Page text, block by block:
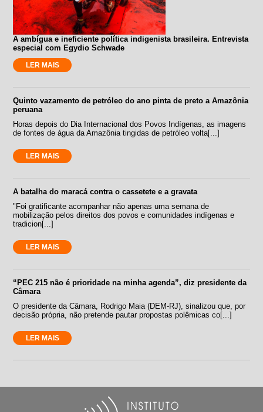
A ambígua e ineficiente política indigenista brasileira. Entrevista
especial com Egydio Schwade
LER MAIS
Quinto vazamento de petróleo do ano pinta de preto a Amazônia
peruana
Horas depois do Dia Internacional dos Povos Indígenas, as imagens
de fontes de água da Amazônia tingidas de petróleo volta[...]
LER MAIS
A batalha do maracá contra o cassetete e a gravata
"Foi gratificante acompanhar não apenas uma semana de
mobilização pelos direitos dos povos e comunidades indígenas e
tradicion[...]
LER MAIS
“PEC 215 não é prioridade na minha agenda”, diz presidente da
Câmara
O presidente da Câmara, Rodrigo Maia (DEM-RJ), sinalizou que, por
decisão própria, não pretende pautar propostas polêmicas co[...]
LER MAIS